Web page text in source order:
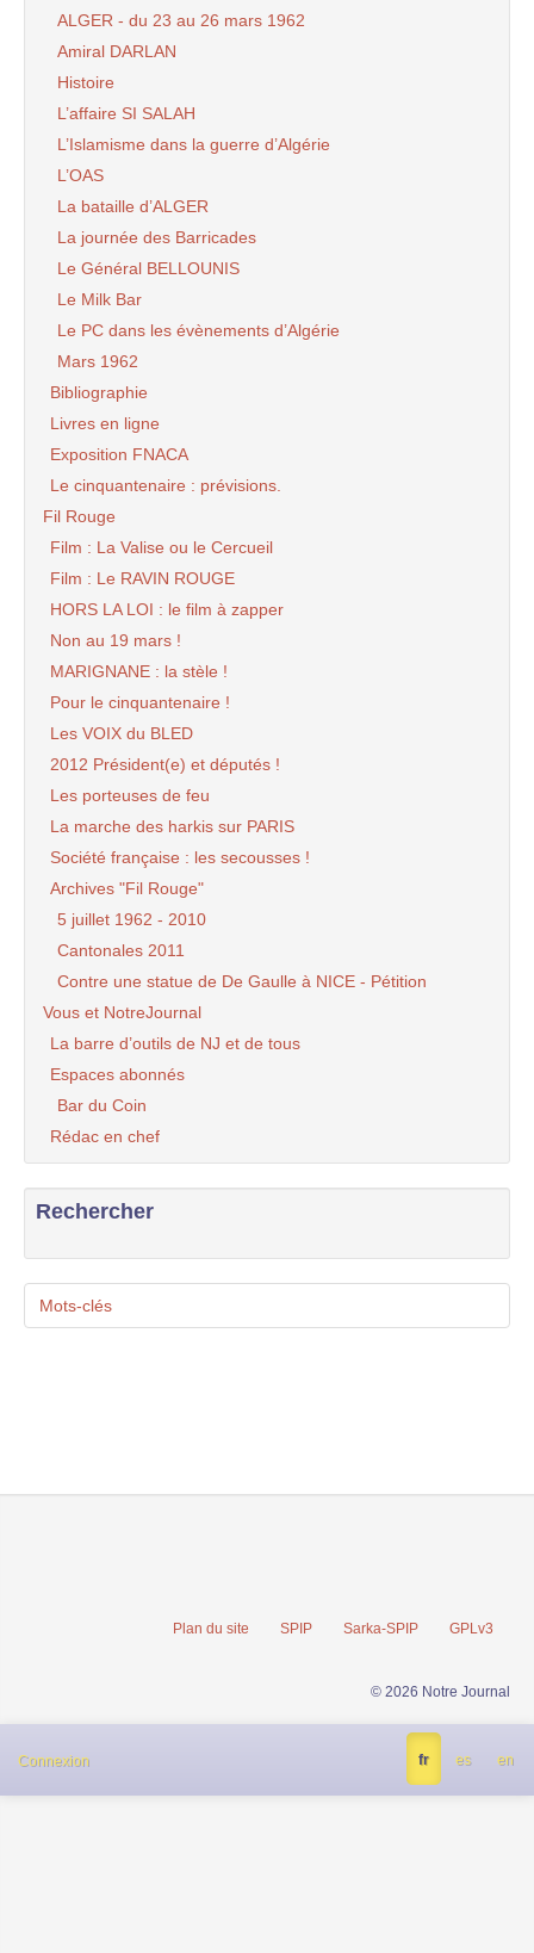
ALGER - du 23 au 26 mars 1962
Amiral DARLAN
Histoire
L’affaire SI SALAH
L’Islamisme dans la guerre d’Algérie
L’OAS
La bataille d’ALGER
La journée des Barricades
Le Général BELLOUNIS
Le Milk Bar
Le PC dans les évènements d’Algérie
Mars 1962
Bibliographie
Livres en ligne
Exposition FNACA
Le cinquantenaire : prévisions.
Fil Rouge
Film : La Valise ou le Cercueil
Film : Le RAVIN ROUGE
HORS LA LOI : le film à zapper
Non au 19 mars !
MARIGNANE : la stèle !
Pour le cinquantenaire !
Les VOIX du BLED
2012 Président(e) et députés !
Les porteuses de feu
La marche des harkis sur PARIS
Société française : les secousses !
Archives "Fil Rouge"
5 juillet 1962 - 2010
Cantonales 2011
Contre une statue de De Gaulle à NICE - Pétition
Vous et NotreJournal
La barre d’outils de NJ et de tous
Espaces abonnés
Bar du Coin
Rédac en chef
Rechercher
Mots-clés
Plan du site SPIP Sarka-SPIP GPLv3
© 2026 Notre Journal
Connexion fr es en